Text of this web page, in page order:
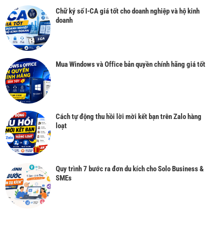
Chữ ký số I-CA giá tốt cho doanh nghiệp và hộ kinh
doanh
Mua Windows và Office bản quyền chính hãng giá tốt
Cách tự động thu hồi lời mời kết bạn trên Zalo hàng
loạt
Quy trình 7 bước ra đơn du kích cho Solo Business &
SMEs